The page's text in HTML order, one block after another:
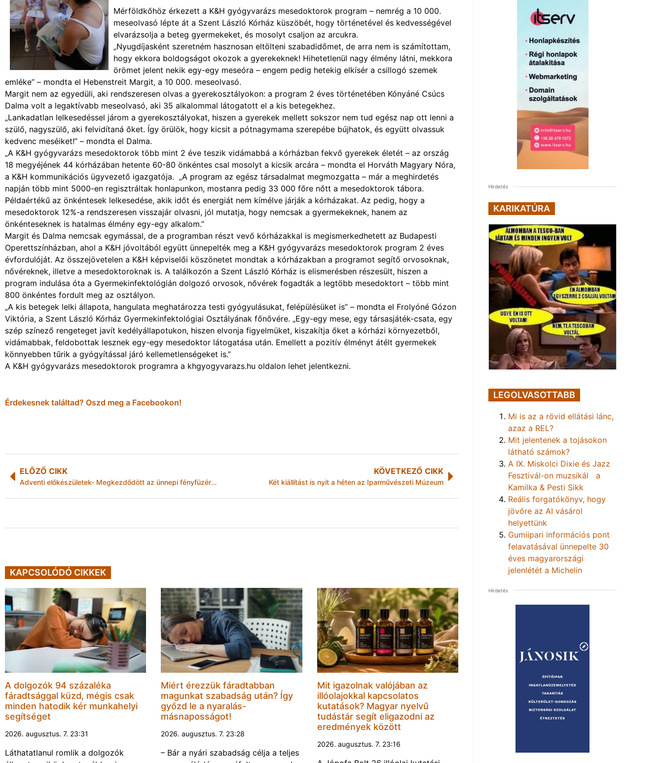
Mérföldkőhöz érkezett a K&H gyógyvarázs mesedoktorok program – nemrég a 10 000.
meseolvasó lépte át a Szent László Kórház küszöbét, hogy történetével és kedvességével
elvarázsolja a beteg gyermekeket, és mosolyt csaljon az arcukra.
„Nyugdíjasként szeretném hasznosan eltölteni szabadidőmet, de arra nem is számítottam,
hogy ekkora boldogságot okozok a gyerekeknek! Hihetetlenül nagy élmény látni, mekkora
örömet jelent nekik egy-egy meseóra – engem pedig hetekig elkísér a csillogó szemek
emléke” – mondta el Hebenstreit Margit, a 10 000. meseolvasó.
Margit nem az egyedüli, aki rendszeresen olvas a gyerekosztályokon: a program 2 éves történetében Kónyáné Csúcs
Dalma volt a legaktívabb meseolvasó, aki 35 alkalommal látogatott el a kis betegekhez.
„Lankadatlan lelkesedéssel járom a gyerekosztályokat, hiszen a gyerekek mellett sokszor nem tud egész nap ott lenni a
szülő, nagyszülő, aki felvidítaná őket. Így örülök, hogy kicsit a pótnagymama szerepébe bújhatok, és együtt olvassuk
kedvenc meséiket!” – mondta el Dalma.
„A K&H gyógyvarázs mesedoktorok több mint 2 éve teszik vidámabbá a kórházban fekvő gyerekek életét – az ország
18 megyéjének 44 kórházában hetente 60-80 önkéntes csal mosolyt a kicsik arcára – mondta el Horváth Magyary Nóra,
a K&H kommunikációs ügyvezető igazgatója. „A program az egész társadalmat megmozgatta – már a meghirdetés
napján több mint 5000-en regisztráltak honlapunkon, mostanra pedig 33 000 főre nőtt a mesedoktorok tábora.
Példaértékű az önkéntesek lelkesedése, akik időt és energiát nem kímélve járják a kórházakat. Az pedig, hogy a
mesedoktorok 12%-a rendszeresen visszajár olvasni, jól mutatja, hogy nemcsak a gyermekeknek, hanem az
önkénteseknek is hatalmas élmény egy-egy alkalom.”
Margit és Dalma nemcsak egymással, de a programban részt vevő kórházakkal is megismerkedhetett az Budapesti
Operettszínházban, ahol a K&H jóvoltából együtt ünnepelték meg a K&H gyógyvarázs mesedoktorok program 2 éves
évfordulóját. Az összejövetelen a K&H képviselői köszönetet mondtak a kórházakban a programot segítő orvosoknak,
nővéreknek, illetve a mesedoktoroknak is. A találkozón a Szent László Kórház is elismerésben részesült, hiszen a
program indulása óta a Gyermekinfektológián dolgozó orvosok, nővérek fogadták a legtöbb mesedoktort – több mint
800 önkéntes fordult meg az osztályon.
„A kis betegek lelki állapota, hangulata meghatározza testi gyógyulásukat, felépülésüket is” – mondta el Frolyóné Gózon
Viktória, a Szent László Kórház Gyermekinfektológiai Osztályának főnővére. „Egy-egy mese, egy társasjáték-csata, egy
szép színező rengeteget javít kedélyállapotukon, hiszen elvonja figyelmüket, kiszakítja őket a kórházi környezetből,
vidámabbak, feldobottak lesznek egy-egy mesedoktor látogatása után. Emellett a pozitív élményt átélt gyermekek
könnyebben tűrik a gyógyítással járó kellemetlenségeket is.”
A K&H gyógyvarázs mesedoktorok programra a khgyogyvarazs.hu oldalon lehet jelentkezni.
Érdekesnek találtad? Oszd meg a Facebookon!
ELŐZŐ CIKK
Adventi előkészületek- Megkezdődött az ünnepi fényfüzérek kihelyezése a belvárosban
KÖVETKEZŐ CIKK
Két kiállítást is nyit a héten az Iparművészeti Múzeum
KAPCSOLÓDÓ CIKKEK
A dolgozók 94 százaléka
fáradtsággal küzd, mégis csak
minden hatodik kér munkahelyi
segítséget
2026. augusztus. 7. 23:31
Láthatatlanul romlik a dolgozók
Miért érezzük fáradtabban
magunkat szabadság után? Így
győzd le a nyaralás-
másnaposságot!
2026. augusztus. 7. 23:28
– Bár a nyári szabadság célja a teljes
Mit igazolnak valójában az
illóolajokkal kapcsolatos
kutatások? Magyar nyelvű
tudástár segít eligazodni az
eredmények között
2026. augusztus. 7. 23:16
Hirdetés
KARIKATÚRA
LEGOLVASOTTABB
Mi is az a rövid ellátási lánc,
azaz a REL?
Mit jelentenek a tojásokon
látható számok?
A IX. Miskolci Dixie és Jazz
Fesztivál-on muzsikál a
Kamilka & Pesti Sikk
Reális forgatókönyv, hogy
jövőre az AI vásárol
helyettünk
Gumiipari információs pont
felavatásával ünnepelte 30
éves magyarországi
jelenlétét a Michelin
Hirdetés